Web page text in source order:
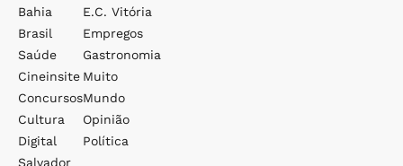
Bahia
Brasil
Saúde
Cineinsite
Concursos
Cultura
Digital
Salvador
E.c. Vitória
Empregos
Gastronomia
Muito
Mundo
Opinião
Política